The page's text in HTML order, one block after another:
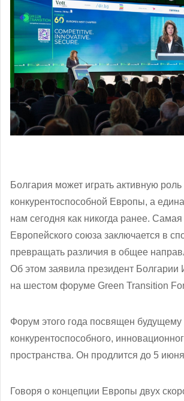
Болгария может играть активную роль
конкурентоспособной Европы, а
нам сегодня как никогда ранее. Самая
Европейского союза заключается в
превращать различия в общее
Об этом заявила президент Болгарии
на шестом форуме Green Transition
Форум этого года посвящен
конкурентоспособного,
пространства. Он продлится до 5
Говоря о концепции Европы двух